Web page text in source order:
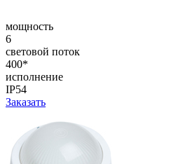
мощность
6
световой поток
400*
исполнение
IP54
Заказать